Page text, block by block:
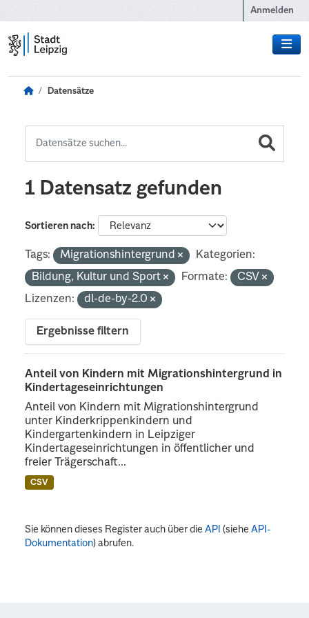
Anmelden
Datensätze
1 Datensatz gefunden
Sortieren nach
Tags: Migrationshintergrund
Kategorien:
Bildung, Kultur und Sport
Formate:
CSV
Lizenzen:
dl-de-by-2.0
Ergebnisse filtern
Anteil von Kindern mit Migrationshintergrund in
Kindertageseinrichtungen
Anteil von Kindern mit Migrationshintergrund
unter Kinderkrippenkindern und
Kindergartenkindern in Leipziger
Kindertageseinrichtungen in öffentlicher und
freier Trägerschaft...
CSV
Sie können dieses Register auch über dieAPI (sieheAPI-
Dokumentation) abrufen.